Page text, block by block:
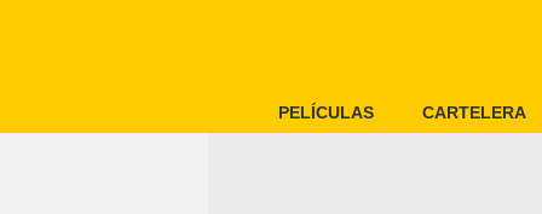
PELÍCULAS CARTELERA